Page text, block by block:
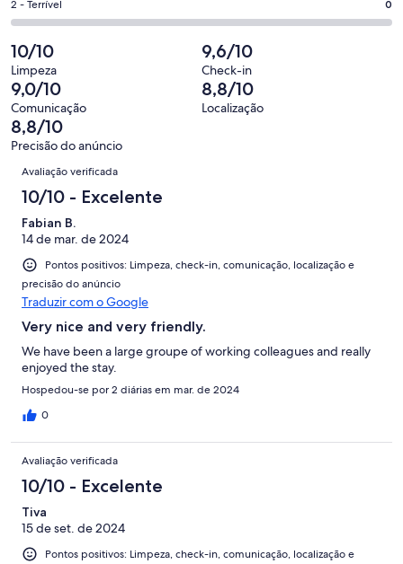
17
avaliações
de
17
avaliações
Ok.
2
de
17
avaliações
-
0
de
17
avaliações
Nota
2
-
Terrível.
0
de
17
avaliações
2 - Terrível 0
10/10
Limpeza
9,6/10
Check-in
9,0/10
Comunicação
8,8/10
Localização
8,8/10
Precisão do anúncio
Avaliações
Avaliação verificada
10/10 - Excelente
Fabian B.
14 de mar. de 2024
Pontos positivos: Limpeza, check-in, comunicação, localização e
precisão do anúncio
Traduzir com o Google
Very nice and very friendly.
We have been a large groupe of working colleagues and really
enjoyed the stay.
Hospedou-se por 2 diárias em mar. de 2024
0
Avaliação verificada
10/10 - Excelente
Tiva
15 de set. de 2024
Pontos positivos: Limpeza, check-in, comunicação, localização e